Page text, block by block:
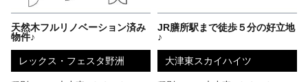
天然木フルリノベーション済み
物件♪
レックス・フェスタ野洲
JR膳所駅まで徒歩５分の好立地
♪
大津東スカイハイツ